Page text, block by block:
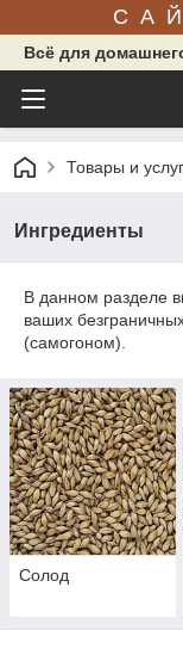
С А
Всё для
Товары и
Ингредиенты
В данном разделе
ваших
(самогоном).
Солод